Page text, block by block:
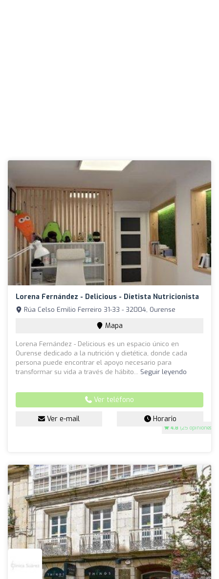
Lorena Fernández - Delicious - Dietista Nutricionista
4.8 (25 opiniones)
Rúa Celso Emilio Ferreiro 31-33 - 32004, Ourense
Mapa
Lorena Fernández - Delicious es un espacio único en
Ourense dedicado a la nutrición y dietética, donde cada
persona puede encontrar el apoyo necesario para
transformar su vida a través de hábito... Seguir leyendo
Ver teléfono
Ver e-mail Horario